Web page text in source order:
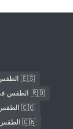
🇪🇨 الطقس في كيتو
🇷🇴 الطقس في بوخارست
🇨🇴 الطقس في كالي
🇨🇳 الطقس في هانغتشو